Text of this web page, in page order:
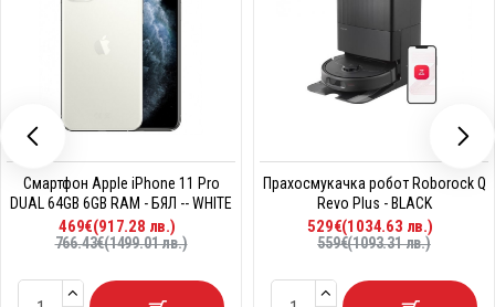
Смартфон Apple iPhone 11 Pro
DUAL 64GB 6GB RAM - БЯЛ -- WHITE
469€(917.28 лв.)
766.43€(1499.01 лв.)
Прахосмукачка робот Roborock Q
Revo Plus - BLACK
529€(1034.63 лв.)
559€(1093.31 лв.)